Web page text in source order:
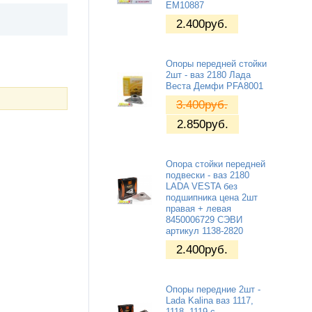
EM10887
2.400руб.
Опоры передней стойки
2шт - ваз 2180 Лада
Веста Демфи PFA8001
3.400руб.
2.850руб.
Опора стойки передней
подвески - ваз 2180
LADA VESTA без
подшипника цена 2шт
правая + левая
8450006729 СЭВИ
артикул 1138-2820
2.400руб.
Опоры передние 2шт -
Lada Kalina ваз 1117,